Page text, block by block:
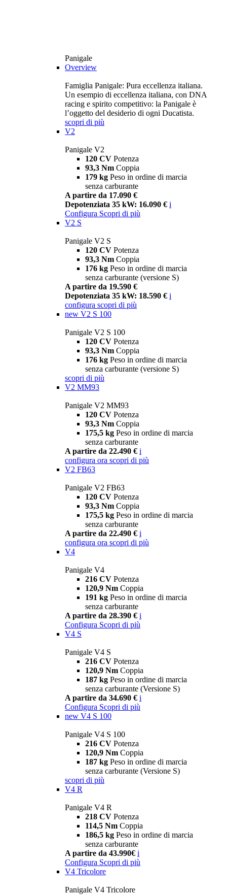
Panigale
Overview
Famiglia Panigale: Pura eccellenza italiana.
Un esempio di eccellenza italiana, con DNA
racing e spirito competitivo: la Panigale è
l’oggetto del desiderio di ogni Ducatista.
scopri di più
V2
Panigale V2
120 CV Potenza
93,3 Nm Coppia
179 kg Peso in ordine di marcia
senza carburante
A partire da 17.090 €
Depotenziata 35 kW: 16.090 € i
Configura Scopri di più
V2 S
Panigale V2 S
120 CV Potenza
93,3 Nm Coppia
176 kg Peso in ordine di marcia
senza carburante (versione S)
A partire da 19.590 €
Depotenziata 35 kW: 18.590 € i
configura scopri di più
new V2 S 100
Panigale V2 S 100
120 CV Potenza
93,3 Nm Coppia
176 kg Peso in ordine di marcia
senza carburante (versione S)
scopri di più
V2 MM93
Panigale V2 MM93
120 CV Potenza
93,3 Nm Coppia
175,5 kg Peso in ordine di marcia
senza carburante
A partire da 22.490 € i
configura ora scopri di più
V2 FB63
Panigale V2 FB63
120 CV Potenza
93,3 Nm Coppia
175,5 kg Peso in ordine di marcia
senza carburante
A partire da 22.490 € i
configura ora scopri di più
V4
Panigale V4
216 CV Potenza
120,9 Nm Coppia
191 kg Peso in ordine di marcia
senza carburante
A partire da 28.390 € i
Configura Scopri di più
V4 S
Panigale V4 S
216 CV Potenza
120,9 Nm Coppia
187 kg Peso in ordine di marcia
senza carburante (Versione S)
A partire da 34.690 € i
Configura Scopri di più
new V4 S 100
Panigale V4 S 100
216 CV Potenza
120,9 Nm Coppia
187 kg Peso in ordine di marcia
senza carburante (Versione S)
scopri di più
V4 R
Panigale V4 R
218 CV Potenza
114,5 Nm Coppia
186,5 kg Peso in ordine di marcia
senza carburante
A partire da 43.990€ i
Configura Scopri di più
V4 Tricolore
Panigale V4 Tricolore